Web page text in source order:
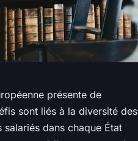
présente de
sont liés à la diversité des
dans chaque État